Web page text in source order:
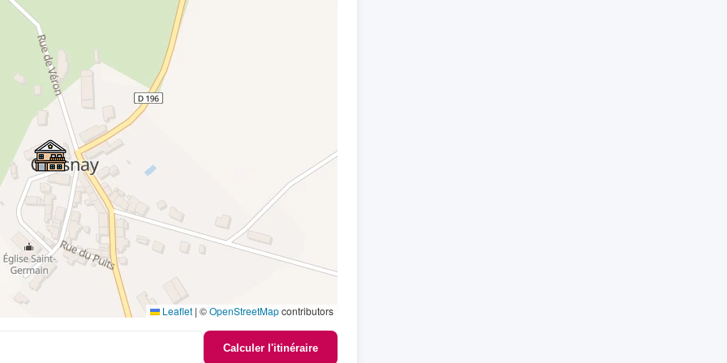
Leaflet | ©OpenStreetMapcontributors
Calculer l'itinéraire